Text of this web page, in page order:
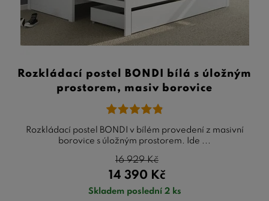
Rozkládací postel BONDI bílá s úložným
prostorem, masiv borovice
Rozkládací postel BONDI v bílém provedení z masivní
borovice s úložným prostorem. Ide ...
14 390 Kč
16 929Kč
Skladem poslední 2 ks